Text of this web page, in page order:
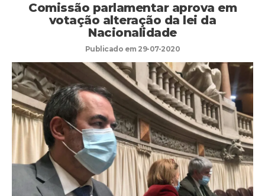
Comissão parlamentar aprova em
votação alteração da lei da
Nacionalidade
Publicado em 29-07-2020